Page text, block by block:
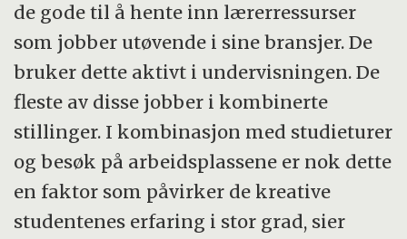
de gode til å hente inn lærerressurser
som jobber utøvende i sine bransjer. De
bruker dette aktivt i undervisningen. De
fleste av disse jobber i kombinerte
stillinger. I kombinasjon med studieturer
og besøk på arbeidsplassene er nok dette
en faktor som påvirker de kreative
studentenes erfaring i stor grad, sier